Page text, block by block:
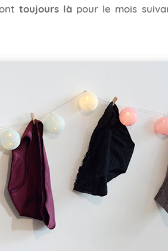
toujours làpour le mois